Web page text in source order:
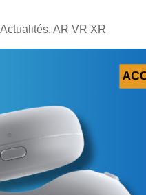
Actualités, AR VR XR